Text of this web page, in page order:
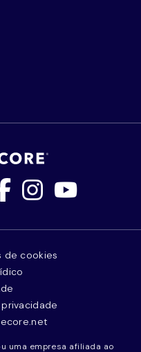
uma empresa afiliada ao
de cookies